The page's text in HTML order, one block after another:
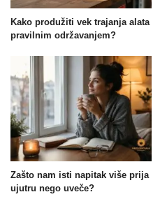
Kako produžiti vek trajanja alata
pravilnim održavanjem?
Zašto nam isti napitak više prija
ujutru nego uveče?